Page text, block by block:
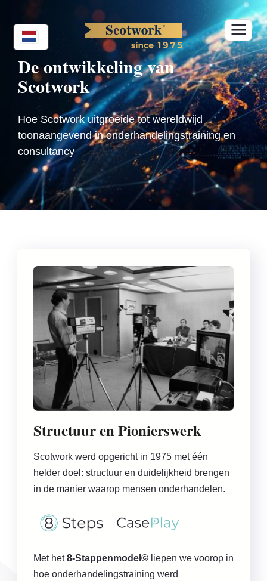
content
De ontwikkeling van
Scotwork
Hoe Scotwork uitgroeide tot wereldwijd
toonaangevend in onderhandelingstraining en
consultancy
Structuur en Pionierswerk
Scotwork werd opgericht in 1975 met één
helder doel: structuur en duidelijkheid brengen
in de manier waarop mensen onderhandelen.
Met het8-Stappenmodel© liepen we voorop in
hoe onderhandelingstraining werd